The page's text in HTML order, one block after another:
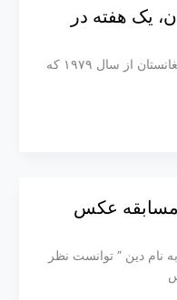
یک هفته در
ترجمه : طلا طاهرنیا / دوربین.نت : افغانستان از سال ۱۹۷۹ که
عکس
نام دین ” توانست نظر